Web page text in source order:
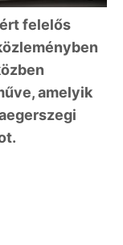
felelős
amelyik